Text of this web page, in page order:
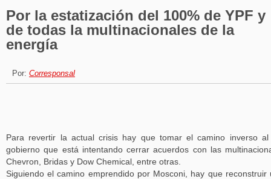
Por la estatización del 100% de YPF y
de todas la multinacionales de la
energía
Por: Corresponsal
Para revertir la actual crisis hay que tomar el camino inverso al
gobierno que está intentando cerrar acuerdos con las
Chevron, Bridas y Dow Chemical, entre otras.
Siguiendo el camino emprendido por Mosconi, hay que reconstruir